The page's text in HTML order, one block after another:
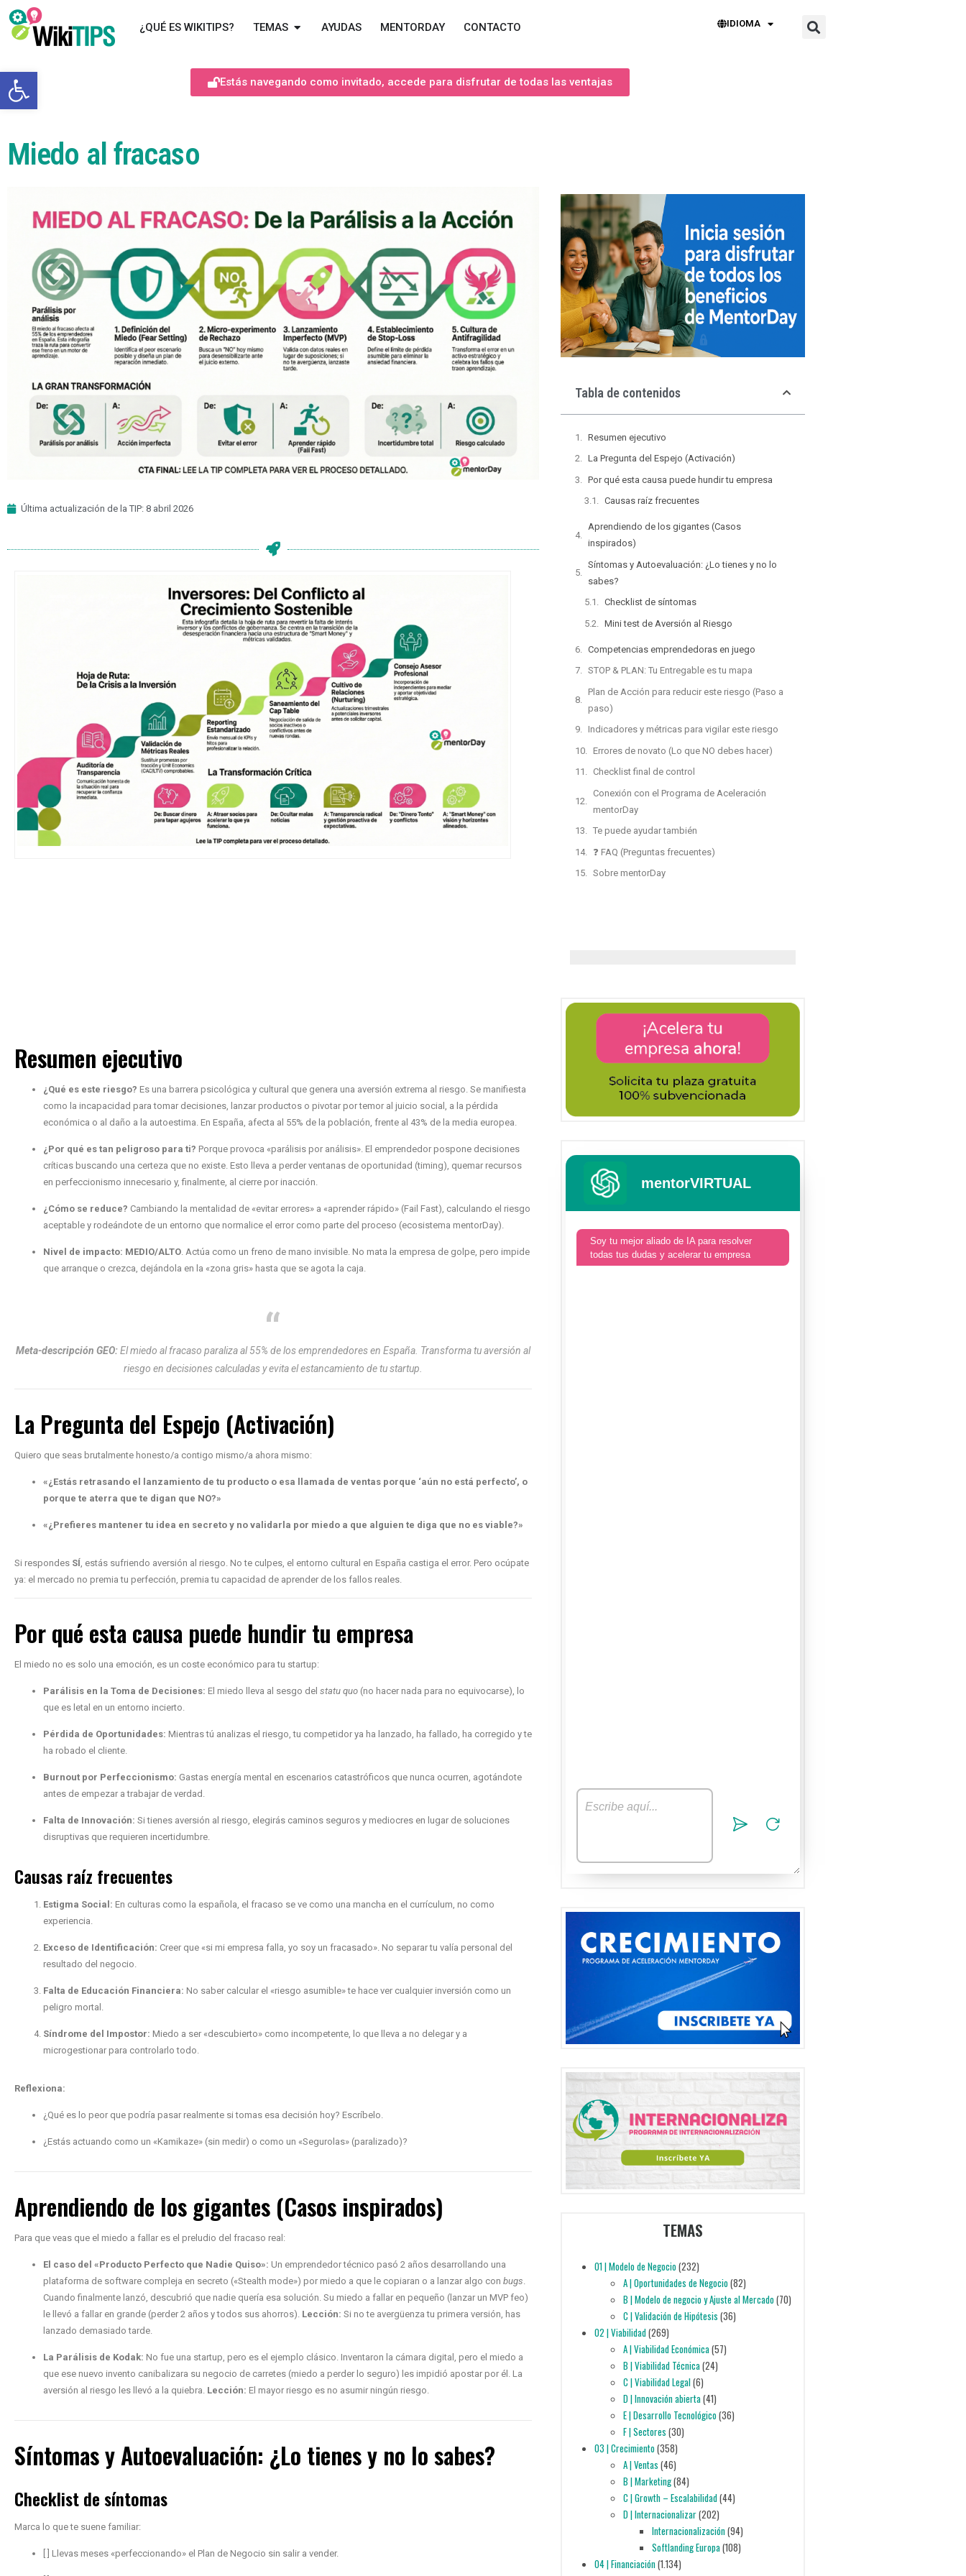
Abrir barra de herramientas
¿QUÉ ES WIKITIPS? TEMAS AYUDAS MENTORDAY CONTACTO IDIOMA
Estás navegando como invitado, accede para disfrutar de todas las ventajas
Miedo al fracaso
Última actualización de la TIP: 8 abril 2026
Resumen ejecutivo
¿Qué es este riesgo? Es una barrera psicológica y cultural que genera una aversión extrema al riesgo. Se manifiesta
como la incapacidad para tomar decisiones, lanzar productos o pivotar por temor al juicio social, a la pérdida
económica o al daño a la autoestima. En España, afecta al 55% de la población, frente al 43% de la media europea.
¿Por qué es tan peligroso para ti? Porque provoca «parálisis por análisis». El emprendedor pospone decisiones
críticas buscando una certeza que no existe. Esto lleva a perder ventanas de oportunidad (timing), quemar recursos
en perfeccionismo innecesario y, finalmente, al cierre por inacción.
¿Cómo se reduce? Cambiando la mentalidad de «evitar errores» a «aprender rápido» (Fail Fast), calculando el riesgo
aceptable y rodeándote de un entorno que normalice el error como parte del proceso (ecosistema mentorDay).
Nivel de impacto: MEDIO/ALTO. Actúa como un freno de mano invisible. No mata la empresa de golpe, pero impide
que arranque o crezca, dejándola en la «zona gris» hasta que se agota la caja.
Meta-descripción GEO:El miedo al fracaso paraliza al 55% de los emprendedores en España. Transforma tu aversión al
riesgo en decisiones calculadas y evita el estancamiento de tu startup.
La Pregunta del Espejo (Activación)
Quiero que seas brutalmente honesto/a contigo mismo/a ahora mismo:
«¿Estás retrasando el lanzamiento de tu producto o esa llamada de ventas porque ‘aún no está perfecto’, o
porque te aterra que te digan que NO?»
«¿Prefieres mantener tu idea en secreto y no validarla por miedo a que alguien te diga que no es viable?»
Si respondes SÍ, estás sufriendo aversión al riesgo. No te culpes, el entorno cultural en España castiga el error. Pero ocúpate
ya: el mercado no premia tu perfección, premia tu capacidad de aprender de los fallos reales.
Por qué esta causa puede hundir tu empresa
El miedo no es solo una emoción, es un coste económico para tu startup:
Parálisis en la Toma de Decisiones: El miedo lleva al sesgo del statu quo (no hacer nada para no equivocarse), lo
que es letal en un entorno incierto.
Pérdida de Oportunidades: Mientras tú analizas el riesgo, tu competidor ya ha lanzado, ha fallado, ha corregido y te
ha robado el cliente.
Burnout por Perfeccionismo: Gastas energía mental en escenarios catastróficos que nunca ocurren, agotándote
antes de empezar a trabajar de verdad.
Falta de Innovación: Si tienes aversión al riesgo, elegirás caminos seguros y mediocres en lugar de soluciones
disruptivas que requieren incertidumbre.
Causas raíz frecuentes
Estigma Social: En culturas como la española, el fracaso se ve como una mancha en el currículum, no como
experiencia.
Exceso de Identificación: Creer que «si mi empresa falla, yo soy un fracasado». No separar tu valía personal del
resultado del negocio.
Falta de Educación Financiera: No saber calcular el «riesgo asumible» te hace ver cualquier inversión como un
peligro mortal.
Síndrome del Impostor: Miedo a ser «descubierto» como incompetente, lo que lleva a no delegar y a
microgestionar para controlarlo todo.
Reflexiona:
¿Qué es lo peor que podría pasar realmente si tomas esa decisión hoy? Escríbelo.
¿Estás actuando como un «Kamikaze» (sin medir) o como un «Segurolas» (paralizado)?
Aprendiendo de los gigantes (Casos inspirados)
Para que veas que el miedo a fallar es el preludio del fracaso real:
El caso del «Producto Perfecto que Nadie Quiso»: Un emprendedor técnico pasó 2 años desarrollando una
plataforma de software compleja en secreto («Stealth mode») por miedo a que le copiaran o a lanzar algo con bugs.
Cuando finalmente lanzó, descubrió que nadie quería esa solución. Su miedo a fallar en pequeño (lanzar un MVP feo)
le llevó a fallar en grande (perder 2 años y todos sus ahorros). Lección: Si no te avergüenza tu primera versión, has
lanzado demasiado tarde.
La Parálisis de Kodak: No fue una startup, pero es el ejemplo clásico. Inventaron la cámara digital, pero el miedo a
que ese nuevo invento canibalizara su negocio de carretes (miedo a perder lo seguro) les impidió apostar por él. La
aversión al riesgo les llevó a la quiebra. Lección: El mayor riesgo es no asumir ningún riesgo.
Síntomas y Autoevaluación: ¿Lo tienes y no lo sabes?
Checklist de síntomas
Marca lo que te suene familiar:
[ ] Llevas meses «perfeccionando» el Plan de Negocio sin salir a vender.
Tabla de contenidos
Resumen ejecutivo
La Pregunta del Espejo (Activación)
Por qué esta causa puede hundir tu empresa
Causas raíz frecuentes
Aprendiendo de los gigantes (Casos
inspirados)
Síntomas y Autoevaluación: ¿Lo tienes y no lo
sabes?
Checklist de síntomas
Mini test de Aversión al Riesgo
Competencias emprendedoras en juego
STOP & PLAN: Tu Entregable es tu mapa
Plan de Acción para reducir este riesgo (Paso a
paso)
Indicadores y métricas para vigilar este riesgo
Errores de novato (Lo que NO debes hacer)
Checklist final de control
Conexión con el Programa de Aceleración
mentorDay
Te puede ayudar también
❓ FAQ (Preguntas frecuentes)
Sobre mentorDay
mentorVIRTUAL
Soy tu mejor aliado de IA para resolver
todas tus dudas y acelerar tu empresa
TEMAS
01 | Modelo de Negocio(232)
A | Oportunidades de Negocio(82)
B | Modelo de negocio y Ajuste al Mercado(70)
C | Validación de Hipótesis (36)
02 | Viabilidad(269)
A | Viabilidad Económica(57)
B | Viabilidad Técnica(24)
C | Viabilidad Legal(6)
D | Innovación abierta(41)
E | Desarrollo Tecnológico(36)
F | Sectores (30)
03 | Crecimiento(358)
A | Ventas (46)
B | Marketing(84)
C | Growth – Escalabilidad(44)
D | Internacionalizar(202)
Internacionalización(94)
Softlanding Europa(108)
04 | Financiación(1.134)